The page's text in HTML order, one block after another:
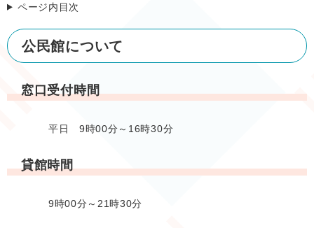
ページ内目次
公民館について
窓口受付時間
平日 9時00分～16時30分
貸館時間
9時00分～21時30分